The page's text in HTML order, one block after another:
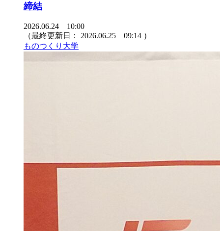
締結
2026.06.24 10:00
（最終更新日： 2026.06.25 09:14 ）
ものつくり大学